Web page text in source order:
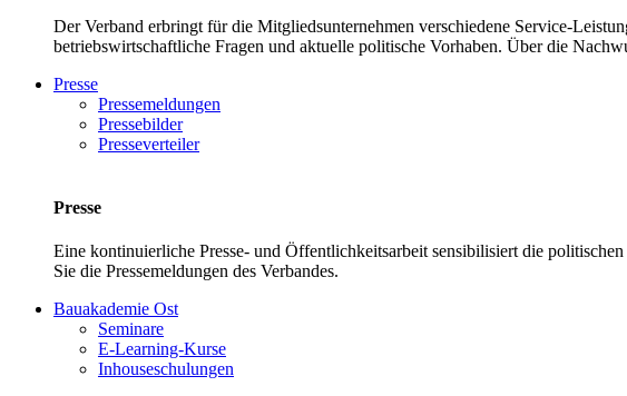
Der Verband erbringt für die Mitgliedsunternehmen verschiedene Service-
betriebswirtschaftliche Fragen und aktuelle politische Vorhaben. Über die
Presse
Pressemeldungen
Pressebilder
Presseverteiler
Presse
Eine kontinuierliche Presse- und Öffentlichkeitsarbeit sensibilisiert die
Sie die Pressemeldungen des Verbandes.
Bauakademie Ost
Seminare
E-Learning-Kurse
Inhouseschulungen